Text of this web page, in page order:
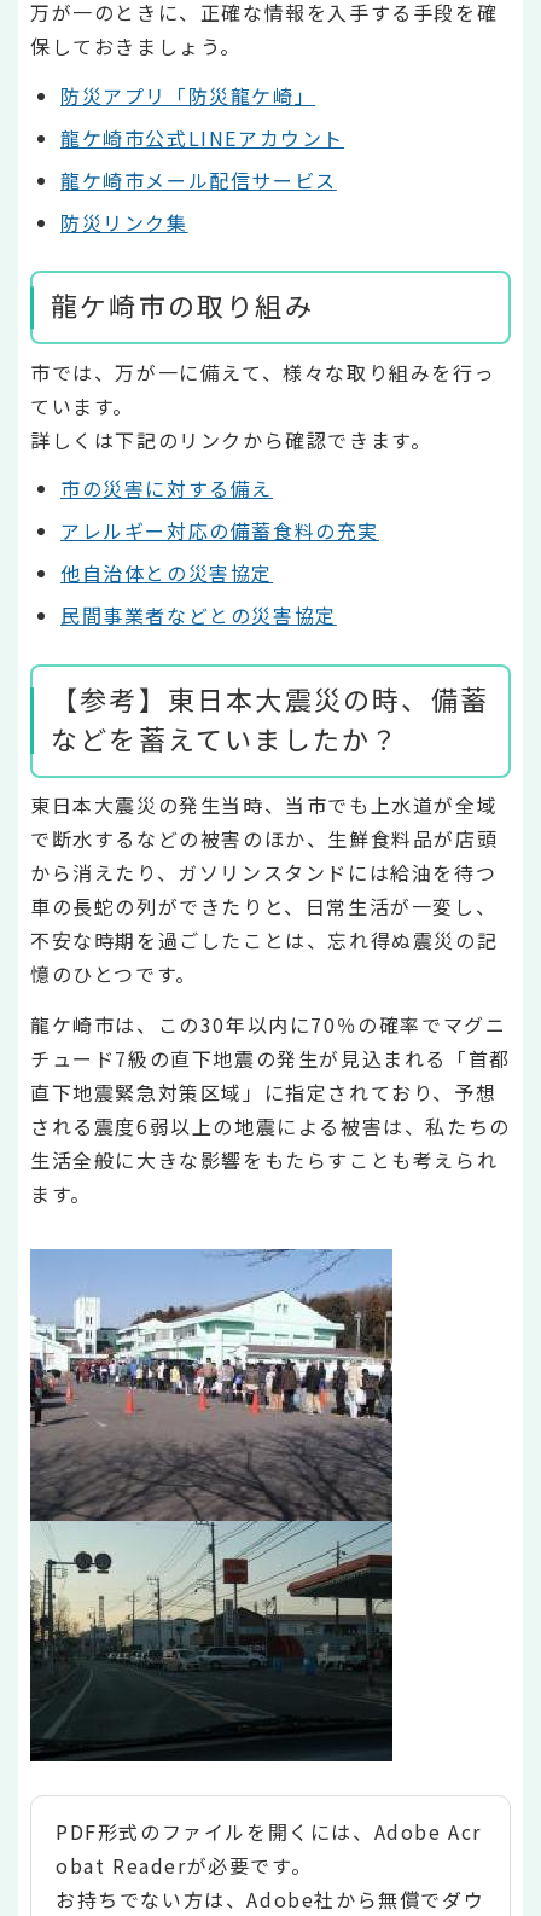
万が一のときに、正確な情報を入手する手段を確
保しておきましょう。
防災アプリ「防災龍ケ崎」
龍ケ崎市公式LINEアカウント
龍ケ崎市メール配信サービス
防災リンク集
龍ケ崎市の取り組み
市では、万が一に備えて、様々な取り組みを行っ
ています。
詳しくは下記のリンクから確認できます。
市の災害に対する備え
アレルギー対応の備蓄食料の充実
他自治体との災害協定
民間事業者などとの災害協定
【参考】東日本大震災の時、備蓄
などを蓄えていましたか？
東日本大震災の発生当時、当市でも上水道が全域
で断水するなどの被害のほか、生鮮食料品が店頭
から消えたり、ガソリンスタンドには給油を待つ
車の長蛇の列ができたりと、日常生活が一変し、
不安な時期を過ごしたことは、忘れ得ぬ震災の記
憶のひとつです。
龍ケ崎市は、この30年以内に70％の確率でマグニ
チュード7級の直下地震の発生が見込まれる「首都
直下地震緊急対策区域」に指定されており、予想
される震度6弱以上の地震による被害は、私たちの
生活全般に大きな影響をもたらすことも考えられ
ます。
PDF形式のファイルを開くには、Adobe Acr
obat Readerが必要です。
お持ちでない方は、Adobe社から無償でダウ